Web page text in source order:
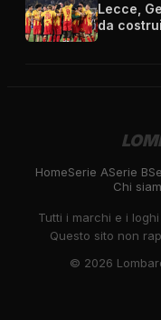
Lecce,
da
HomeSerie ASerie B
Chi
Tutti i marchi e i
Questo sito non
© 2026